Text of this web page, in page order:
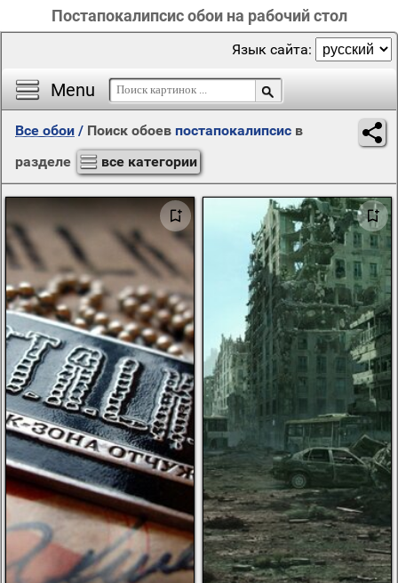
Постапокалипсис обои на рабочий стол
Menu
Язык сайта:
Все обои / Поиск обоев постапокалипсис в
разделе
все категории